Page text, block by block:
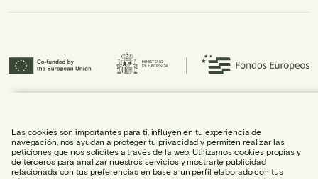
habiendo contribuido al crecimiento económico de la empresa y su
internacionalización.
Las cookies son importantes para ti, influyen en tu experiencia de
navegación, nos ayudan a proteger tu privacidad y permiten realizar las
peticiones que nos solicites a través de la web. Utilizamos cookies propias y
de terceros para analizar nuestros servicios y mostrarte publicidad
relacionada con tus preferencias en base a un perfil elaborado con tus